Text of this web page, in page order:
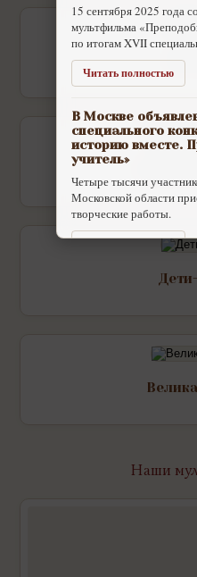
Наши
15 сентября 2025 года
мультфильма «Преподобный
по итогам XVII
историю вместе», посвященного преподобному
Серг
Читать полностью
В Москве
специального
историю вместе.
учитель»
Четыре тысячи
Московской области
творческие работы.
Читать полностью